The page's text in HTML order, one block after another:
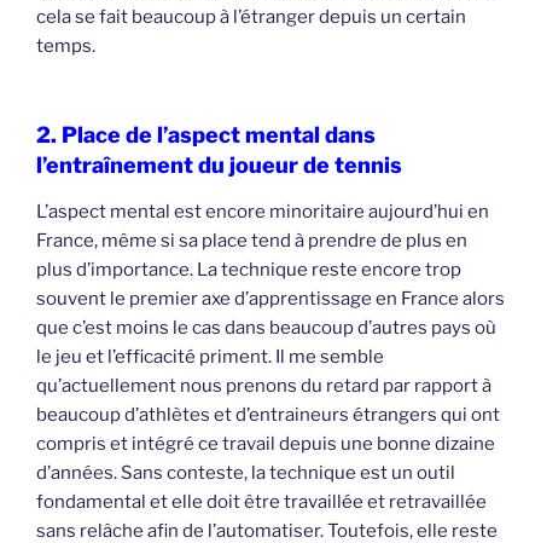
cela se fait beaucoup à l’étranger depuis un certain
temps.
2. Place de l’aspect mental dans
l’entraînement du joueur de tennis
L’aspect mental est encore minoritaire aujourd’hui en
France, même si sa place tend à prendre de plus en
plus d’importance. La technique reste encore trop
souvent le premier axe d’apprentissage en France alors
que c’est moins le cas dans beaucoup d’autres pays où
le jeu et l’efficacité priment. Il me semble
qu’actuellement nous prenons du retard par rapport à
beaucoup d’athlètes et d’entraineurs étrangers qui ont
compris et intégré ce travail depuis une bonne dizaine
d’années. Sans conteste, la technique est un outil
fondamental et elle doit être travaillée et retravaillée
sans relâche afin de l’automatiser. Toutefois, elle reste